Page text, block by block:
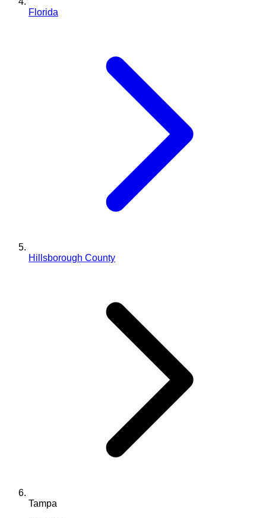
Florida
Hillsborough County
Tampa